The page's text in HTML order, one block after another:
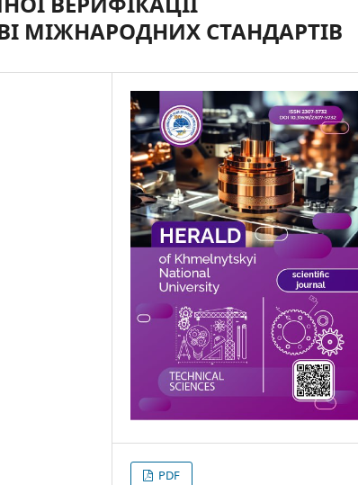
МІЖНАРОДНИХ СТАНДАРТІВ
PDF